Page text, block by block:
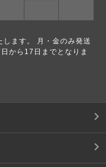
ます。 月・金のみ発送
から17日までとなりま